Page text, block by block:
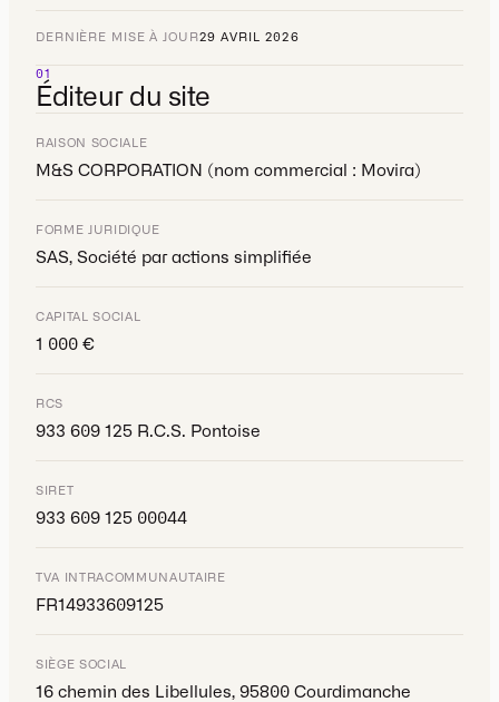
DERNIÈRE MISE À JOUR29 AVRIL 2026
01
Éditeur du site
RAISON SOCIALE
M&S CORPORATION (nom commercial : Movira)
FORME JURIDIQUE
SAS, Société par actions simplifiée
CAPITAL SOCIAL
1 000 €
RCS
933 609 125 R.C.S. Pontoise
SIRET
933 609 125 00044
TVA INTRACOMMUNAUTAIRE
FR14933609125
SIÈGE SOCIAL
16 chemin des Libellules, 95800 Courdimanche